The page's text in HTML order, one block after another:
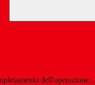
dell'operazione...